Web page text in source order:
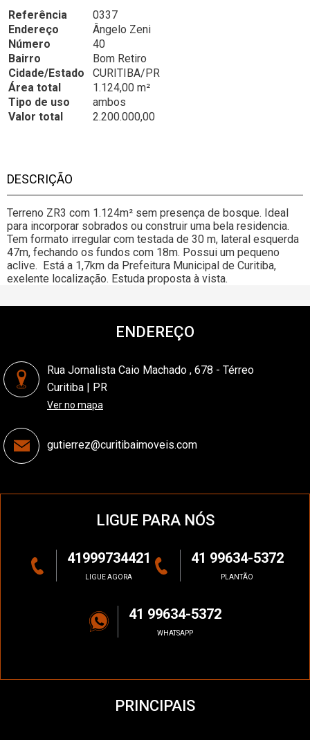
Referência
0337
Endereço
Ângelo Zeni
Número
40
Bairro
Bom Retiro
Cidade/Estado
CURITIBA/PR
Área total
1.124,00 m²
Tipo de uso
ambos
Valor total
2.200.000,00
DESCRIÇÃO
Terreno ZR3 com 1.124m² sem presença de bosque. Ideal
para incorporar sobrados ou construir uma bela residencia.
Tem formato irregular com testada de 30 m, lateral esquerda
47m, fechando os fundos com 18m. Possui um pequeno
aclive. Está a 1,7km da Prefeitura Municipal de Curitiba,
exelente localização. Estuda proposta à vista.
ENDEREÇO
Rua Jornalista Caio Machado , 678 - Térreo
Curitiba | PR
Ver no mapa
gutierrez@curitibaimoveis.com
LIGUE PARA NÓS
41999734421
LIGUE AGORA
41 99634-5372
PLANTÃO
41 99634-5372
WHATSAPP
PRINCIPAIS